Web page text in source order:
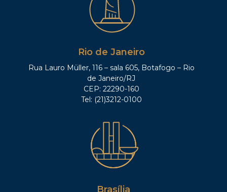
Rio de Janeiro
Rua Lauro Müller, 116 – sala 605, Botafogo – Rio
de Janeiro/RJ
CEP: 22290-160
Tel: (21)3212-0100
Brasília